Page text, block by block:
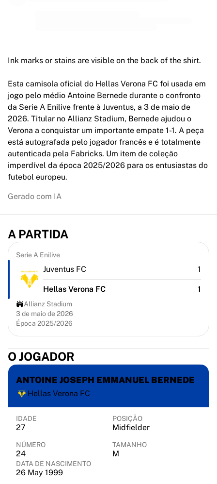
OL Lyonnes
Arsenal WFC
Explorar por país
Basquetebol
Destaques
Charlotte Hornets
Chicago Bulls
LA Clippers
Portland Trail Blazers
Virtus Bologna
Principais equipas da NBA
Portland Trail Blazers
LA Clippers
Ver tudo sobre a NBA
Principais equipas europeias
Beşiktaş Gain
Fenerbahçe Basquete
Eslovénia
Virtus Bologna
Guerri Napoli
Outros desportos
Ciclismo
Team Visma | Lease a bike
Soudal Quick Step
Netcompany INEOS
EF Education
Team Jayco AlUla
Ver tudo sobre ciclismo
Râguebi
France Rugby
Gloucester Rugby
Bath Rugby
ASM Clermont Auvergne
Ink marks or stains are visible on the back of the shirt.
Esta camisola oficial do Hellas Verona FC foi usada em
jogo pelo médio Antoine Bernede durante o confronto
da Serie A Enilive frente à Juventus, a 3 de maio de
2026. Titular no Allianz Stadium, Bernede ajudou o
Verona a conquistar um importante empate 1-1. A peça
está autografada pelo jogador francês e é totalmente
autenticada pela Fabricks. Um item de coleção
imperdível da época 2025/2026 para os entusiastas do
futebol europeu.
Gerado com IA
A PARTIDA
Serie A Enilive
Juventus FC 1
Hellas Verona FC 1
Allianz Stadium
3 de maio de 2026
Época 2025/2026
O JOGADOR
ANTOINE JOSEPH EMMANUEL BERNEDE
Hellas Verona FC
IDADE
27
POSIÇÃO
Midfielder
NÚMERO
24
TAMANHO
M
DATA DE NASCIMENTO
26 May 1999